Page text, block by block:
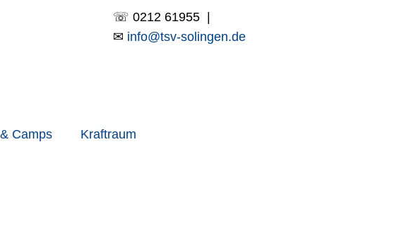
☏ 0212 61955 |
✉ info@tsv-solingen.de
Camps Kraftraum